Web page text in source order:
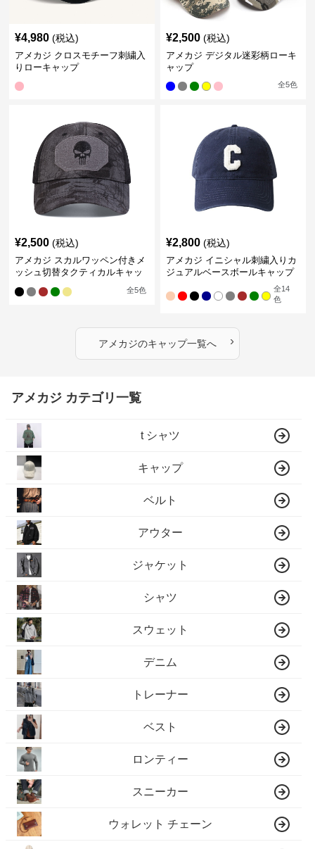
¥4,980 (税込)
アメカジ クロスモチーフ刺繍入
りローキャップ
¥2,500 (税込)
アメカジ デジタル迷彩柄ローキ
ャップ
全5色
¥2,500 (税込)
アメカジ スカルワッペン付きメ
ッシュ切替タクティカルキャッ
全5色
¥2,800 (税込)
アメカジ イニシャル刺繍入りカ
ジュアルベースボールキャップ
全14
色
アメカジのキャップ一覧へ ›
アメカジ カテゴリ一覧
t シャツ
キャップ
ベルト
アウター
ジャケット
シャツ
スウェット
デニム
トレーナー
ベスト
ロンティー
スニーカー
ウォレット チェーン